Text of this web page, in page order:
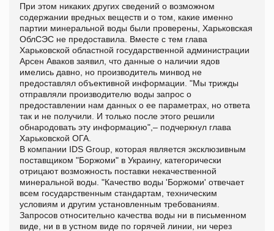
При этом никаких других сведений о возможном
содержании вредных веществ и о том, какие именно
партии минеральной воды были проверены, Харьковская
ОблСЭС не предоставила. Вместе с тем глава
Харьковской областной государственной администрации
Арсен Аваков заявил, что данные о наличии ядов
имелись давно, но производитель минвод не
предоставлял объективной информации. "Мы трижды
отправляли производителю воды запрос о
предоставлении нам данных о ее параметрах, но ответа
так и не получили. И только после этого решили
обнародовать эту информацию",– подчеркнул глава
Харьковской ОГА.
В компании IDS Group, которая является эксклюзивным
поставщиком "Боржоми" в Украину, категорически
отрицают возможность поставки некачественной
минеральной воды. "Качество воды 'Боржоми' отвечает
всем государственным стандартам, техническим
условиям и другим установленным требованиям.
Запросов относительно качества воды ни в письменном
виде, ни в в устном виде по горячей линии, ни через